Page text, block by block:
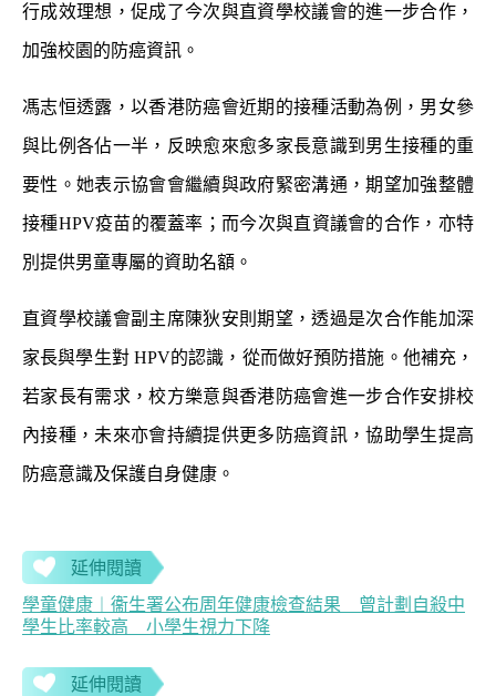
行成效理想，促成了今次與直資學校議會的進一步合作，
加強校園的防癌資訊。
馮志恒透露，以香港防癌會近期的接種活動為例，男女參
與比例各佔一半，反映愈來愈多家長意識到男生接種的重
要性。她表示協會會繼續與政府緊密溝通，期望加強整體
接種HPV疫苗的覆蓋率；而今次與直資議會的合作，亦特
別提供男童專屬的資助名額。
直資學校議會副主席陳狄安則期望，透過是次合作能加深
家長與學生對 HPV的認識，從而做好預防措施。他補充，
若家長有需求，校方樂意與香港防癌會進一步合作安排校
內接種，未來亦會持續提供更多防癌資訊，協助學生提高
防癌意識及保護自身健康。
延伸閱讀
學童健康︱衞生署公布周年健康檢查結果 曾計劃自殺中
學生比率較高 小學生視力下降
延伸閱讀